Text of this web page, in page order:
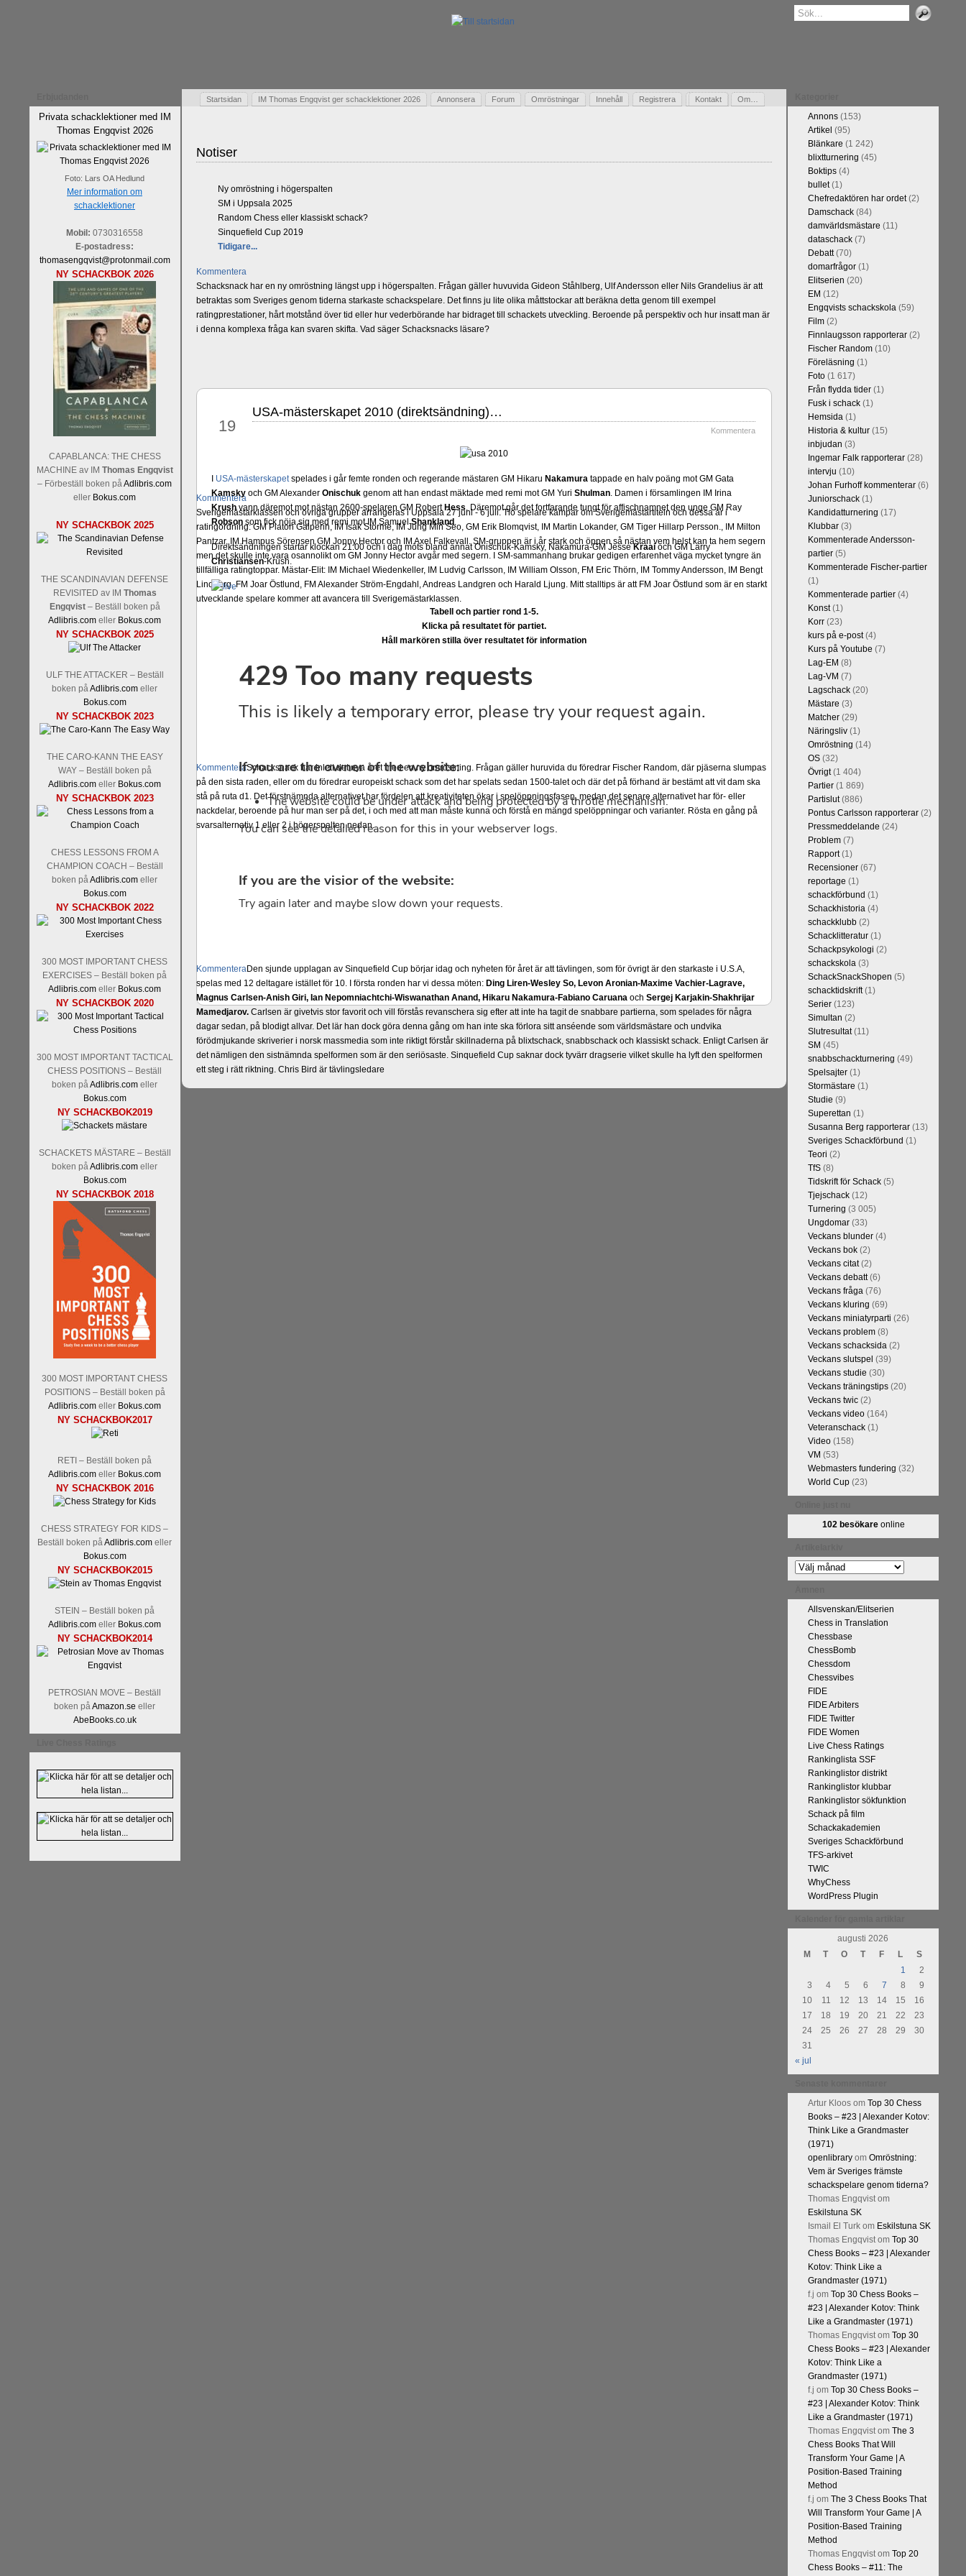
Privata schacklektioner med IM
Thomas Engqvist 2026
Foto: Lars OA Hedlund
Mer information om
schacklektioner
Mobil: 0730316558
E-postadress:
thomasengqvist@protonmail.com
NY SCHACKBOK 2026
CAPABLANCA: THE CHESS
MACHINE av IM Thomas Engqvist
– Förbeställ boken påAdlibris.com
eller Bokus.com
NY SCHACKBOK 2025
THE SCANDINAVIAN DEFENSE
REVISITED av IM Thomas
Engqvist– Beställ boken på
Adlibris.com eller Bokus.com
NY SCHACKBOK 2025
ULF THE ATTACKER – Beställ
boken påAdlibris.com eller
Bokus.com
NY SCHACKBOK 2023
THE CARO-KANN THE EASY
WAY – Beställ boken på
Adlibris.com eller Bokus.com
NY SCHACKBOK 2023
CHESS LESSONS FROM A
CHAMPION COACH – Beställ
boken påAdlibris.com eller
Bokus.com
NY SCHACKBOK 2022
300 MOST IMPORTANT CHESS
EXERCISES – Beställ boken på
Adlibris.com eller Bokus.com
NY SCHACKBOK 2020
300 MOST IMPORTANT TACTICAL
CHESS POSITIONS – Beställ
boken påAdlibris.com eller
Bokus.com
NY SCHACKBOK2019
SCHACKETS MÄSTARE – Beställ
boken påAdlibris.com eller
Bokus.com
NY SCHACKBOK 2018
300 MOST IMPORTANT CHESS
POSITIONS – Beställ boken på
Adlibris.com eller Bokus.com
NY SCHACKBOK2017
RETI – Beställ boken på
Adlibris.com eller Bokus.com
NY SCHACKBOK 2016
CHESS STRATEGY FOR KIDS –
Beställ boken påAdlibris.com eller
Bokus.com
NY SCHACKBOK2015
STEIN – Beställ boken på
Adlibris.com eller Bokus.com
NY SCHACKBOK2014
PETROSIAN MOVE – Beställ
boken påAmazon.se eller
AbeBooks.co.uk
Startsidan IM Thomas Engqvist ger schacklektioner 2026 Annonsera Forum Omröstningar Innehåll Registrera Kontakt Om…
Gästbok
Notiser
Ny omröstning i högerspalten
SM i Uppsala 2025
Random Chess eller klassiskt schack?
Sinquefield Cup 2019
Tidigare...
Kommentera
Schacksnack har en ny omröstning längst upp i högerspalten. Frågan gäller huvuvida Gideon Ståhlberg, Ulf Andersson eller Nils Grandelius är att
betraktas som Sveriges genom tiderna starkaste schackspelare. Det finns ju lite olika måttstockar att beräkna detta genom till exempel
ratingprestationer, hårt motstånd över tid eller hur vederbörande har bidraget till schackets utveckling. Beroende på perspektiv och hur insatt man är
i denna komplexa fråga kan svaren skifta. Vad säger Schacksnacks läsare?
Kommentera
Sverigemästarklassen och övriga grupper arrangeras i Uppsala 27 juni - 6 juli. Tio spelare kämpar om Sverigemästartiteln och dessa är i
ratingordning: GM Platon Galperin, IM Isak Storme, IM Jung Min Seo, GM Erik Blomqvist, IM Martin Lokander, GM Tiger Hillarp Persson., IM Milton
Pantzar, IM Hampus Sörensen GM Jonny Hector och IM Axel Falkevall. SM-gruppen är i år stark och öppen så nästan vem helst kan ta hem segern
men det skulle inte vara osannolikt om GM Jonny Hector avgår med segern. I SM-sammanhang brukar gedigen erfarenhet väga mycket tyngre än
tillfälliga ratingtoppar. Mästar-Elit: IM Michael Wiedenkeller, IM Ludvig Carlsson, IM William Olsson, FM Eric Thörn, IM Tommy Andersson, IM Bengt
Lindberg, FM Joar Östlund, FM Alexander Ström-Engdahl, Andreas Landgren och Harald Ljung. Mitt stalltips är att FM Joar Östlund som är en starkt
utvecklande spelare kommer att avancera till Sverigemästarklassen.
KommenteraSchacksnack har inlett det nya året med en ny omröstning. Frågan gäller huruvida du föredrar Fischer Random, där pjäserna slumpas
på den sista raden, eller om du föredrar europeiskt schack som det har spelats sedan 1500-talet och där det på förhand är bestämt att vit dam ska
stå på ruta d1. Det förstnämnda alternativet har fördelen att kreativiteten ökar i spelöppningsfasen, medan det senare alternativet har för- eller
nackdelar, beroende på hur man ser på det, i och med att man måste kunna och förstå en mängd spelöppningar och varianter. Rösta en gång på
svarsalternativ 1 eller 2 i högerspalten nedan.
KommenteraDen sjunde upplagan av Sinquefield Cup börjar idag och nyheten för året är att tävlingen, som för övrigt är den starkaste i U.S.A,
spelas med 12 deltagare istället för 10. I första ronden har vi dessa möten: Ding Liren-Wesley So, Levon Aronian-Maxime Vachier-Lagrave,
Magnus Carlsen-Anish Giri, Ian Nepomniachtchi-Wiswanathan Anand, Hikaru Nakamura-Fabiano Caruana och Sergej Karjakin-Shakhrijar
Mamedjarov. Carlsen är givetvis stor favorit och vill förstås revanschera sig efter att inte ha tagit de snabbare partierna, som spelades för några
dagar sedan, på blodigt allvar. Det lär han dock göra denna gång om han inte ska förlora sitt anséende som världsmästare och undvika
förödmjukande skriverier i norsk massmedia som inte riktigt förstår skillnaderna på blixtschack, snabbschack och klassiskt schack. Enligt Carlsen är
det nämligen den sistnämnda spelformen som är den seriösaste. Sinquefield Cup saknar dock tyvärr dragserie vilket skulle ha lyft den spelformen
ett steg i rätt riktning. Chris Bird är tävlingsledare
19
USA-mästerskapet 2010 (direktsändning)…
Kommentera
USA-mästerskapetspelades i går femte ronden och regerande mästaren GM Hikaru Nakamuratappade en halv poäng mot GM Gata
Kamskyoch GM Alexander Onischuk genom att han endast mäktade med remi mot GM Yuri Shulman. Damen i församlingen IM Irina
Krushvann däremot mot nästan 2600-spelaren GM Robert Hess. Däremot går det fortfarande tungt för affischnamnet den unge GM Ray
Robson som fick nöja sig med remi mot IM SamuelShankland .
Direktsändningen startar klockan 21.00 och i dag möts bland annat Onischuk-Kamsky, Nakamura-GM JesseKraaioch GM Larry
Christiansen-Krush.
Tabell och partier rond 1-5.
Klicka på resultatet för partiet.
Håll markören stilla över resultatet för information
Annons(153)
Artikel (95)
Blänkare (1 242)
blixtturnering (45)
Boktips(4)
bullet(1)
Chefredaktören har ordet(2)
Damschack(84)
damvärldsmästare (11)
dataschack(7)
Debatt(70)
domarfrågor(1)
Elitserien (20)
EM (12)
Engqvists schackskola(59)
Film(2)
Finnlaugsson rapporterar(2)
Fischer Random(10)
Föreläsning (1)
Foto(1 617)
Från flydda tider(1)
Fusk i schack(1)
Hemsida(1)
Historia & kultur(15)
inbjudan (3)
Ingemar Falk rapporterar(28)
intervju (10)
Johan Furhoff kommenterar(6)
Juniorschack(1)
Kandidatturnering (17)
Klubbar(3)
Kommenterade Andersson-
partier(5)
Kommenterade Fischer-partier
(1)
Kommenterade partier(4)
Konst(1)
Korr(23)
kurs på e-post(4)
Kurs på Youtube (7)
Lag-EM (8)
Lag-VM (7)
Lagschack(20)
Mästare (3)
Matcher(29)
Näringsliv(1)
Omröstning (14)
OS(32)
Övrigt(1 404)
Partier(1 869)
Partislut(886)
Pontus Carlsson rapporterar(2)
Pressmeddelande (24)
Problem(7)
Rapport(1)
Recensioner(67)
reportage (1)
schackförbund (1)
Schackhistoria(4)
schackklubb(2)
Schacklitteratur(1)
Schackpsykologi (2)
schackskola(3)
SchackSnackShopen (5)
schacktidskrift(1)
Serier(123)
Simultan (2)
Slutresultat(11)
SM (45)
snabbschackturnering (49)
Spelsajter(1)
Stormästare (1)
Studie (9)
Superettan (1)
Susanna Berg rapporterar(13)
Sveriges Schackförbund (1)
Teori (2)
TfS(8)
Tidskrift för Schack(5)
Tjejschack(12)
Turnering (3 005)
Ungdomar(33)
Veckans blunder(4)
Veckans bok(2)
Veckans citat(2)
Veckans debatt(6)
Veckans fråga(76)
Veckans kluring (69)
Veckans miniatyrparti (26)
Veckans problem(8)
Veckans schacksida(2)
Veckans slutspel (39)
Veckans studie (30)
Veckans träningstips(20)
Veckans twic(2)
Veckans video(164)
Veteranschack(1)
Video(158)
VM (53)
Webmasters fundering (32)
World Cup(23)
102 besökareonline
Artikelarkiv
Allsvenskan/Elitserien
Chess in Translation
Chessbase
ChessBomb
Chessdom
Chessvibes
FIDE
FIDE Arbiters
FIDE Twitter
FIDE Women
Live Chess Ratings
Rankinglista SSF
Rankinglistor distrikt
Rankinglistor klubbar
Rankinglistor sökfunktion
Schack på film
Schackakademien
Sveriges Schackförbund
TFS-arkivet
TWIC
WhyChess
WordPress Plugin
augusti 2026
M
T O T F L
S
1
2
3
4 5 6 7 8
9
10
11 12 13 14 15
16
17
18 19 20 21 22
23
24
25 26 27 28 29
30
31
« jul
Artur Kloosom Top 30 Chess
Books – #23 | Alexander Kotov:
Think Like a Grandmaster
(1971)
openlibraryom Omröstning:
Vem är Sveriges främste
schackspelare genom tiderna?
Thomas Engqvistom
Eskilstuna SK
Ismail El Turkom Eskilstuna SK
Thomas Engqvistom Top 30
Chess Books – #23 | Alexander
Kotov: Think Like a
Grandmaster (1971)
f.j om Top 30 Chess Books –
#23 | Alexander Kotov: Think
Like a Grandmaster (1971)
Thomas Engqvistom Top 30
Chess Books – #23 | Alexander
Kotov: Think Like a
Grandmaster (1971)
f.j om Top 30 Chess Books –
#23 | Alexander Kotov: Think
Like a Grandmaster (1971)
Thomas Engqvistom The 3
Chess Books That Will
Transform Your Game | A
Position-Based Training
Method
f.j om The 3 Chess Books That
Will Transform Your Game | A
Position-Based Training
Method
Thomas Engqvistom Top 20
Chess Books – #11: The